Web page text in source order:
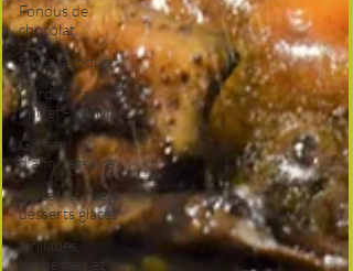
Fondus de
chocolat
fruits à coque
Garden Party -
buffet - Verrines
Gâteau
d'anniversaire
Glaces, sorbets,
desserts glacés
Grillades,
barbecues et